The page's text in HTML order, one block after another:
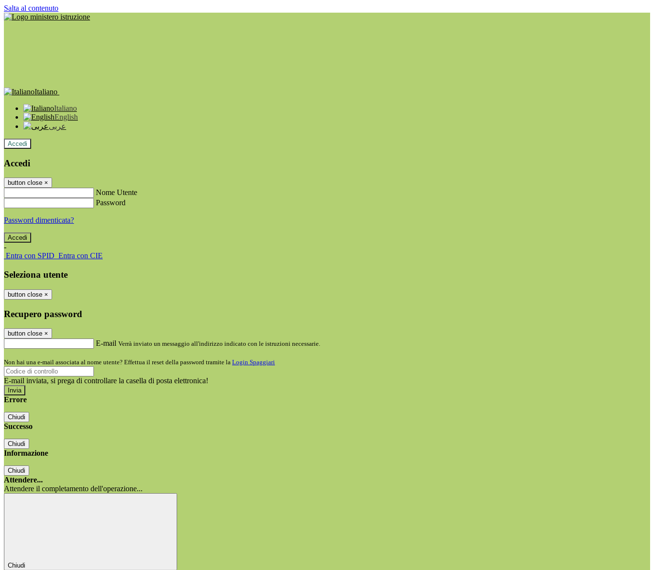
Salta al contenuto
Italiano
Italiano
English
عربى
Accedi
Accedi
button close ×
Nome Utente
Password
Password dimenticata?
-
Entra con SPID Entra con CIE
Seleziona utente
button close ×
Recupero password
button close ×
E-mail Verrà inviato un messaggio all'indirizzo indicato con le istruzioni necessarie.
Non hai una e-mail associata al nome utente? Effettua il reset della password tramite la Login Spaggiari
E-mail inviata, si prega di controllare la casella di posta elettronica!
Errore
Chiudi
Successo
Chiudi
Informazione
Chiudi
Attendere...
Attendere il completamento dell'operazione...
Chiudi